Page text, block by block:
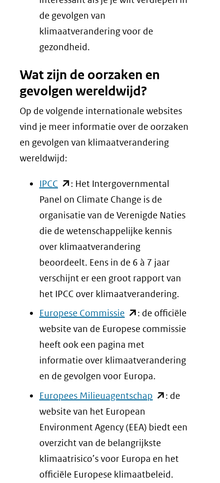
website)
nieuw
venster)
een
andere
website)
de gevolgen van
klimaatverandering voor de
gezondheid.
Wat zijn de oorzaken en
gevolgen wereldwijd?
Op de volgende internationale websites
vind je meer informatie over de oorzaken
en gevolgen van klimaatverandering
wereldwijd:
IPCC (opent
in
nieuw
venster)
(verwijst
naar
een
andere
website)
: Het Intergovernmental
Panel on Climate Change is de
organisatie van de Verenigde Naties
die de wetenschappelijke kennis
over klimaatverandering
beoordeelt. Eens in de 6 à 7 jaar
verschijnt er een groot rapport van
het IPCC over klimaatverandering.
Europese Commissie (opent
in
nieuw
venster)
(verwijst
naar
een
andere
website)
: de officiële
website van de Europese commissie
heeft ook een pagina met
informatie over klimaatverandering
en de gevolgen voor Europa.
Europees Milieuagentschap (opent
nieuw
venster)
(verwijst
naar
: de
website van het European
Environment Agency (EEA) biedt een
overzicht van de belangrijkste
klimaatrisico’s voor Europa en het
officiële Europese klimaatbeleid.